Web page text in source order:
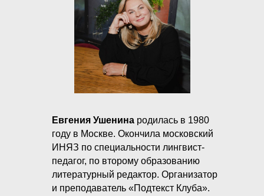
Евгения Ушенина родилась в 1980
году в Москве. Окончила московский
ИНЯЗ по специальности лингвист-
педагог, по второму образованию
литературный редактор. Организатор
и преподаватель «Подтекст Клуба».